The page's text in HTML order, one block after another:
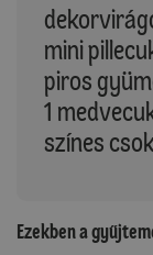
mini
piros
1
színes
Ezekben a